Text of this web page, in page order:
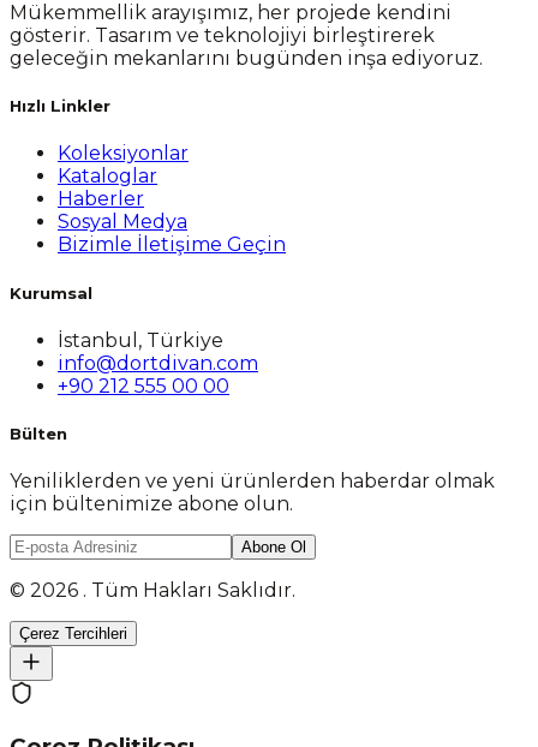
Mükemmellik arayışımız, her projede kendini
gösterir. Tasarım ve teknolojiyi birleştirerek
geleceğin mekanlarını bugünden inşa ediyoruz.
Hızlı Linkler
Koleksiyonlar
Kataloglar
Haberler
Sosyal Medya
Bizimle İletişime Geçin
Kurumsal
İstanbul, Türkiye
info@dortdivan.com
+90 212 555 00 00
Bülten
Yeniliklerden ve yeni ürünlerden haberdar olmak
için bültenimize abone olun.
Abone Ol
© 2026 . Tüm Hakları Saklıdır.
Çerez Tercihleri